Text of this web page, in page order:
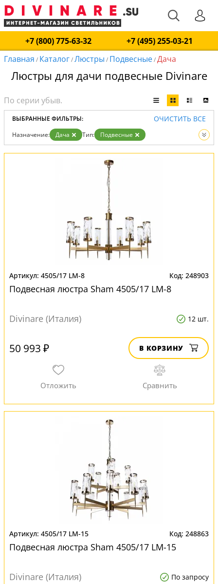
+7 (800) 775-63-32
+7 (495) 255-03-21
Главная / Каталог/Люстры / Подвесные/Дача
Люстры для дачи подвесные Divinare
ВЫБРАННЫЕ ФИЛЬТРЫ: ОЧИСТИТЬ ВСЕ
Назначение: Дача Тип:
Подвесные
Вид:
Люстры
4505/17 LM-8 248903
Подвесная люстра Sham 4505/17 LM-8
Divinare (Италия) 12 шт.
50 993 ₽ В КОРЗИНУ
4505/17 LM-15 248863
Подвесная люстра Sham 4505/17 LM-15
Divinare (Италия) По запросу